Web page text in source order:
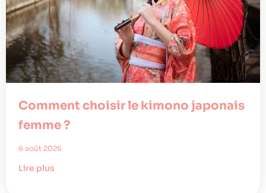
Comment choisir le kimono japonais
femme ?
6 août 2026
Lire plus